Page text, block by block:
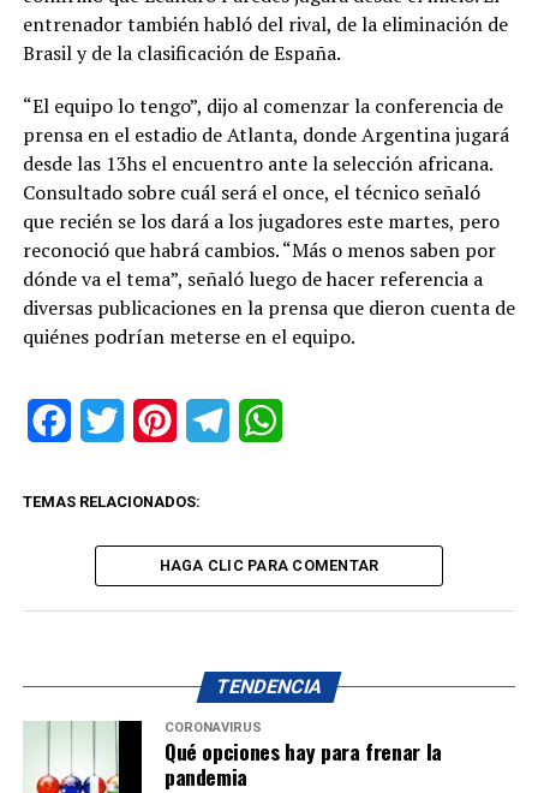
entrenador también habló del rival, de la eliminación de
Brasil y de la clasificación de España.
“El equipo lo tengo”, dijo al comenzar la conferencia de
prensa en el estadio de Atlanta, donde Argentina jugará
desde las 13hs el encuentro ante la selección africana.
Consultado sobre cuál será el once, el técnico señaló
que recién se los dará a los jugadores este martes, pero
reconoció que habrá cambios. “Más o menos saben por
dónde va el tema”, señaló luego de hacer referencia a
diversas publicaciones en la prensa que dieron cuenta de
quiénes podrían meterse en el equipo.
FacebookTwitter PinterestTelegram
TEMAS RELACIONADOS:
HAGA CLIC PARA COMENTAR
TENDENCIA
CORONAVIRUS
Qué opciones hay para frenar la
pandemia